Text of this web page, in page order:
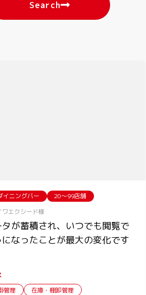
Search
イニングバー
20〜99店舗
エクシード様
が蓄積され、いつでも閲覧で
なったことが最大の変化です
管理
在庫・棚卸管理